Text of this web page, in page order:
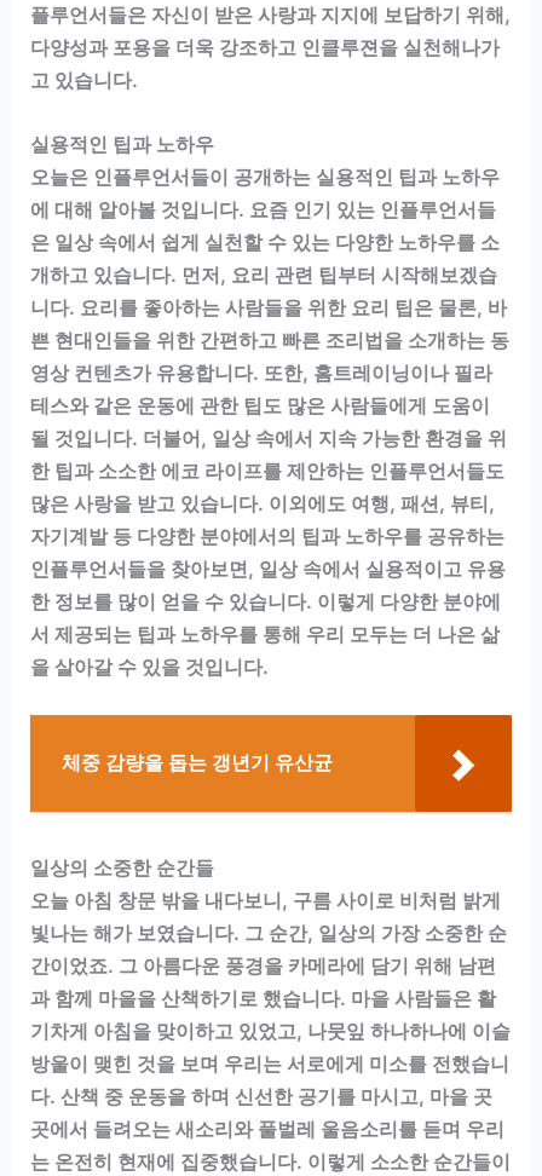
플루언서들은 자신이 받은 사랑과 지지에 보답하기 위해,
다양성과 포용을 더욱 강조하고 인클루젼을 실천해나가
고 있습니다.
실용적인 팁과 노하우
오늘은 인플루언서들이 공개하는 실용적인 팁과 노하우
에 대해 알아볼 것입니다. 요즘 인기 있는 인플루언서들
은 일상 속에서 쉽게 실천할 수 있는 다양한 노하우를 소
개하고 있습니다. 먼저, 요리 관련 팁부터 시작해보겠습
니다. 요리를 좋아하는 사람들을 위한 요리 팁은 물론, 바
쁜 현대인들을 위한 간편하고 빠른 조리법을 소개하는 동
영상 컨텐츠가 유용합니다. 또한, 홈트레이닝이나 필라
테스와 같은 운동에 관한 팁도 많은 사람들에게 도움이
될 것입니다. 더불어, 일상 속에서 지속 가능한 환경을 위
한 팁과 소소한 에코 라이프를 제안하는 인플루언서들도
많은 사랑을 받고 있습니다. 이외에도 여행, 패션, 뷰티,
자기계발 등 다양한 분야에서의 팁과 노하우를 공유하는
인플루언서들을 찾아보면, 일상 속에서 실용적이고 유용
한 정보를 많이 얻을 수 있습니다. 이렇게 다양한 분야에
서 제공되는 팁과 노하우를 통해 우리 모두는 더 나은 삶
을 살아갈 수 있을 것입니다.
체중 감량을 돕는 갱년기 유산균
일상의 소중한 순간들
오늘 아침 창문 밖을 내다보니, 구름 사이로 비처럼 밝게
빛나는 해가 보였습니다. 그 순간, 일상의 가장 소중한 순
간이었죠. 그 아름다운 풍경을 카메라에 담기 위해 남편
과 함께 마을을 산책하기로 했습니다. 마을 사람들은 활
기차게 아침을 맞이하고 있었고, 나뭇잎 하나하나에 이슬
방울이 맺힌 것을 보며 우리는 서로에게 미소를 전했습니
다. 산책 중 운동을 하며 신선한 공기를 마시고, 마을 곳
곳에서 들려오는 새소리와 풀벌레 울음소리를 듣며 우리
는 온전히 현재에 집중했습니다. 이렇게 소소한 순간들이